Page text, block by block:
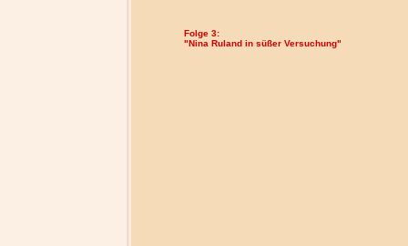
Folge 3:
"Nina Ruland in süßer Versuchung"